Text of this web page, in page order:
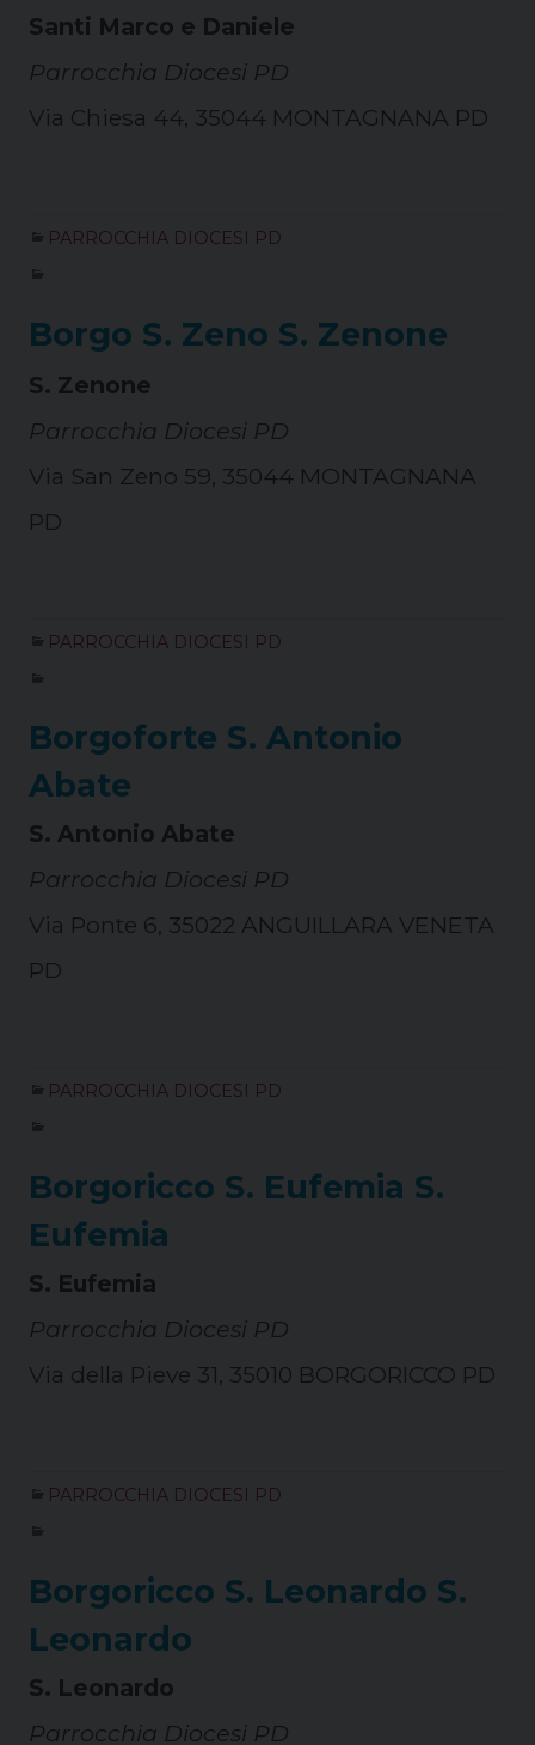
Santi Marco e Daniele
Parrocchia Diocesi PD
Via Chiesa 44, 35044 MONTAGNANA PD
PARROCCHIA DIOCESI PD
Borgo S. Zeno S. Zenone
S. Zenone
Parrocchia Diocesi PD
Via San Zeno 59, 35044 MONTAGNANA
PD
PARROCCHIA DIOCESI PD
Borgoforte S. Antonio
Abate
S. Antonio Abate
Parrocchia Diocesi PD
Via Ponte 6, 35022 ANGUILLARA VENETA
PD
PARROCCHIA DIOCESI PD
Borgoricco S. Eufemia S.
Eufemia
S. Eufemia
Parrocchia Diocesi PD
Via della Pieve 31, 35010 BORGORICCO PD
PARROCCHIA DIOCESI PD
Borgoricco S. Leonardo S.
Leonardo
S. Leonardo
Parrocchia Diocesi PD